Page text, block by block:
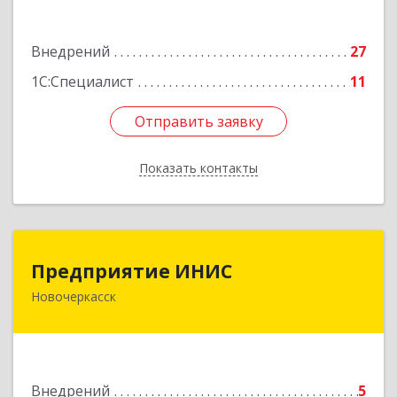
Внедрений
27
1С:Специалист
11
Отправить заявку
Показать контакты
Подробнее
Отправить заявку
Назад
Предприятие ИНИС
Новочеркасск
Внедрений
5
346430, Ростовская обл, Новочеркасск г,